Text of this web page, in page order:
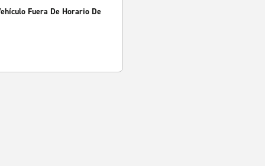
Fuera De Horario De